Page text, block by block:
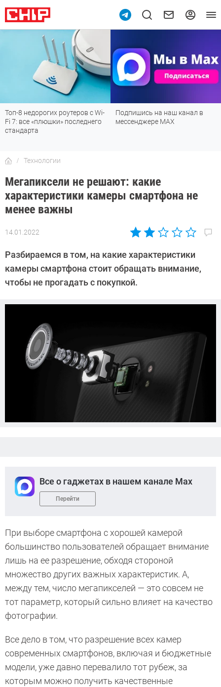
Топ-8 недорогих роутеров с Wi-
Fi 7: все «плюшки» последнего
стандарта
Подпишись на наш канал в
мессенджере МАХ
Технологии
Мегапиксели не решают: какие
характеристики камеры смартфона не
менее важны
14.01.2022
Автор:
Разбираемся в том, на какие характеристики
камеры смартфона стоит обращать внимание,
чтобы не прогадать с покупкой.
Все о гаджетах в нашем канале Max
Перейти
При выборе смартфона с хорошей камерой
большинство пользователей обращает внимание
лишь на ее разрешение, обходя стороной
множество других важных характеристик. А,
между тем, число мегапикселей — это совсем не
тот параметр, который сильно влияет на качество
фотографии.
Все дело в том, что разрешение всех камер
современных смартфонов, включая и бюджетные
модели, уже давно перевалило тот рубеж, за
которым можно получить качественные